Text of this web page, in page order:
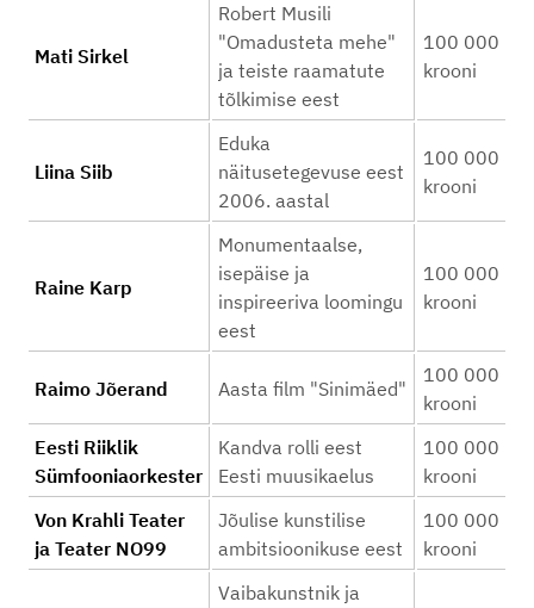
Mati Sirkel
Robert Musili
"Omadusteta mehe"
ja teiste raamatute
tõlkimise eest
100 000
krooni
Liina Siib
Eduka
näitusetegevuse eest
2006. aastal
100 000
krooni
Raine Karp
Monumentaalse,
isepäise ja
inspireeriva loomingu
eest
100 000
krooni
Raimo Jõerand Aasta film "Sinimäed"
100 000
krooni
Eesti Riiklik
Sümfooniaorkester
Kandva rolli eest
Eesti muusikaelus
100 000
krooni
Von Krahli Teater
ja Teater NO99
Jõulise kunstilise
ambitsioonikuse eest
100 000
krooni
Vaibakunstnik ja